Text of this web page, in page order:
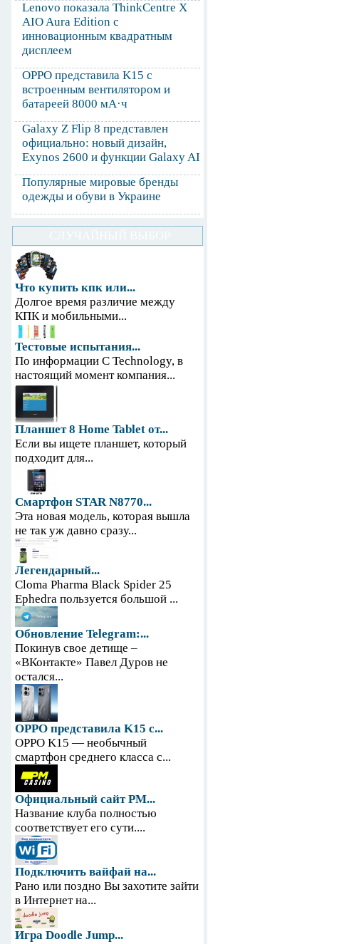
Lenovo показала ThinkCentre X
AIO Aura Edition с
инновационным квадратным
дисплеем
OPPO представила K15 с
встроенным вентилятором и
батареей 8000 мА·ч
Galaxy Z Flip 8 представлен
официально: новый дизайн,
Exynos 2600 и функции Galaxy AI
Популярные мировые бренды
одежды и обуви в Украине
Что купить кпк или...
Долгое время различие между
КПК и мобильными...
Тестовые испытания...
По информации С Technology, в
настоящий момент компания...
Планшет 8 Home Tablet от...
Если вы ищете планшет, который
подходит для...
Смартфон STAR N8770...
Эта новая модель, которая вышла
не так уж давно сразу...
Легендарный...
Cloma Pharma Black Spider 25
Ephedra пользуется большой ...
Обновление Telegram:...
Покинув свое детище –
«ВКонтакте» Павел Дуров не
остался...
OPPO представила K15 с...
OPPO K15 — необычный
смартфон среднего класса с...
Официальный сайт PM...
Название клуба полностью
соответствует его сути....
Подключить вайфай на...
Рано или поздно Вы захотите зайти
в Интернет на...
Игра Doodle Jump...